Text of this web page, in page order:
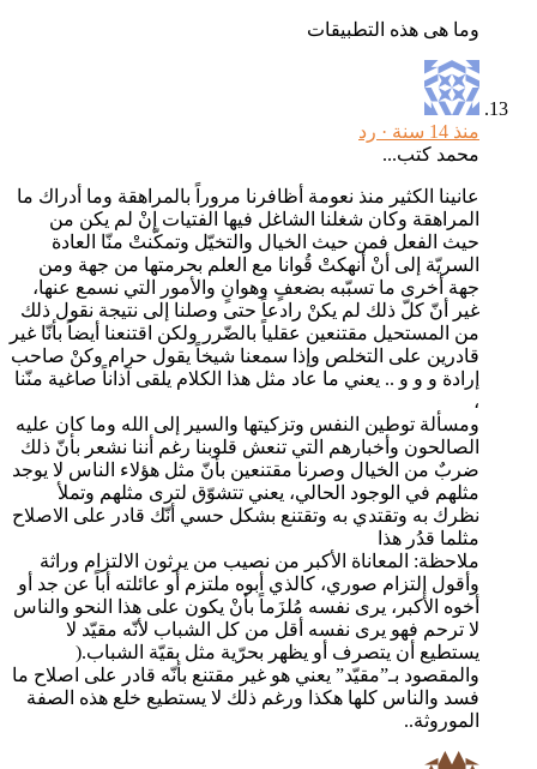
وما هى هذه التطبيقات
رد
محمد كتب...
عانينا الكثير منذ نعومة أظافرنا مروراً بالمراهقة وما أدراك ما
المراهقة وكان شغلنا الشاغل فيها الفتيات إنْ لم يكن من
حيث الفعل فمن حيث الخيال والتخيّل وتمكّنتْ منّا العادة
السريّة إلى أنْ أنهكتْ قُوانا مع العلم بحرمتها من جهة ومن
جهة أخرى ما تسبّبه بضعفٍ وهوانٍ والأمور التي نسمع عنها،
غير أنّ كلّ ذلك لم يكنْ رادعاً حتى وصلنا إلى نتيجة نقول ذلك
من المستحيل مقتنعين عقلياً بالضّرر ولكن اقتنعنا أيضاً بأنّا غير
قادرين على التخلص وإذا سمعنا شيخاً يقول حرام وكنْ صاحب
إرادة و و و .. يعني ما عاد مثل هذا الكلام يلقى آذاناً صاغية منّنا
ومسألة توطين النفس وتزكيتها والسير إلى الله وما كان عليه
الصالحون وأخبارهم التي تنعش قلوبنا رغم أننا نشعر بأنّ ذلك
ضربٌ من الخيال وصرنا مقتنعين بأنّ مثل هؤلاء الناس لا يوجد
مثلهم في الوجود الحالي، يعني تتشوّق لترى مثلهم وتملأ
نظرك به وتقتدي به وتقتنع بشكل حسي أنّك قادر على الاصلاح
مثلما قدُر هذا
ملاحظة: المعاناة الأكبر من نصيب من يرثون الالتزام وراثة
وأقول إلتزام صوري، كالذي أبوه ملتزم أو عائلته أباً عن جد أو
أخوه الأكبر، يرى نفسه مُلزَماً بأنْ يكون على هذا النحو والناس
لا ترحم فهو يرى نفسه أقل من كل الشباب لأنّه مقيّد لا
يستطيع أن يتصرف أو يظهر بحرّية مثل بقيّة الشباب.(
والمقصود بـ”مقيّد” يعني هو غير مقتنع بأنّه قادر على اصلاح ما
فسد والناس كلها هكذا ورغم ذلك لا يستطيع خلع هذه الصفة
الموروثة..